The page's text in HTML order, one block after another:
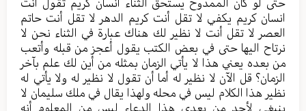
انسان كريم يكفي لا تقل أنت كريم الدهر لا تقل أنت حاتم
العصر لا تقل أنت لا نظير لك هناك عبارة في الثناء نحن لا
نرتاح اليها حتى في بعض الكتب يقول أعجز من قبله وأتعب
من بعده يعني هذا لا يأتي الزمان بمثله من أين لك علم بآخر
الزمان؟ قل الآن لا نظير له أما أن تقول لا نظير له ولا يأتي له
نظير هذا الكلام ليس في محله ولهذا يقال في ملك سليمان لا
ينبغي لأحد من بعدي هذا الدعاء ليس من المعلوم أنه